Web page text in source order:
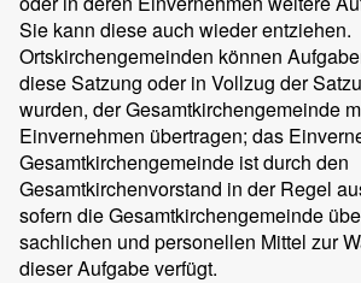
Sie kann diese auch wieder entziehen.
Ortskirchengemeinden können
diese Satzung oder in Vollzug der
wurden, der Gesamtkirchengemeinde
Einvernehmen übertragen; das
Gesamtkirchengemeinde ist durch den
Gesamtkirchenvorstand in der Regel
sofern die Gesamtkirchengemeinde
sachlichen und personellen Mittel zur
dieser Aufgabe verfügt.